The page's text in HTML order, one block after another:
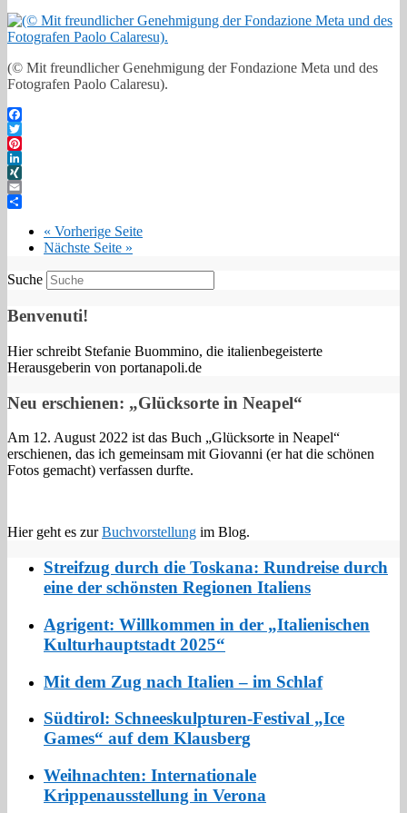
(© Mit freundlicher Genehmigung der Fondazione Meta und des
Fotografen Paolo Calaresu).
Facebook
Twitter
Pinterest
LinkedIn
XING
Email
« Vorherige Seite
Nächste Seite »
Suche
Benvenuti!
Hier schreibt Stefanie Buommino, die italienbegeisterte
Herausgeberin von portanapoli.de
Neu erschienen: „Glücksorte in Neapel“
Am 12. August 2022 ist das Buch „Glücksorte in Neapel“
erschienen, das ich gemeinsam mit Giovanni (er hat die schönen
Fotos gemacht) verfassen durfte.
Hier geht es zurBuchvorstellung im Blog.
Streifzug durch die Toskana: Rundreise durch
eine der schönsten Regionen Italiens
Agrigent: Willkommen in der „Italienischen
Kulturhauptstadt 2025“
Mit dem Zug nach Italien – im Schlaf
Südtirol: Schneeskulpturen-Festival „Ice
Games“ auf dem Klausberg
Weihnachten: Internationale
Krippenausstellung in Verona